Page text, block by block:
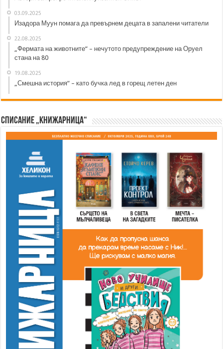
03.09.2025
Изадора Муун помага да превърнем децата в запалени читатели
22.08.2025
„Фермата на животните“ – нечутото предупреждение на Оруел
стана на 80
19.08.2025
„Смешна история“ – като бучка лед в горещ летен ден
Списание „Книжарница“